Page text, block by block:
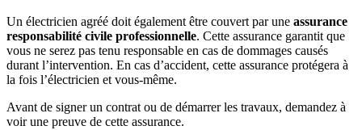
Un électricien agréé doit également être couvert par une assurance
responsabilité civile professionnelle. Cette assurance garantit que
vous ne serez pas tenu responsable en cas de dommages causés
durant l’intervention. En cas d’accident, cette assurance protégera à
la fois l’électricien et vous-même.
Avant de signer un contrat ou de démarrer les travaux, demandez à
voir une preuve de cette assurance.